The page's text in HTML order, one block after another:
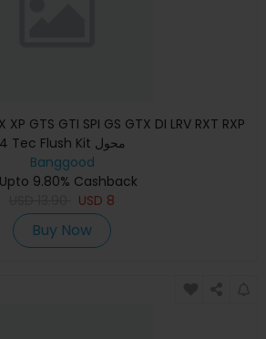
XP GTS GTI SPI GS GTX DI LRV RXT RXP
4 Tec Flush Kit محول
Banggood
9.80% Cashback
USD 8
Buy Now